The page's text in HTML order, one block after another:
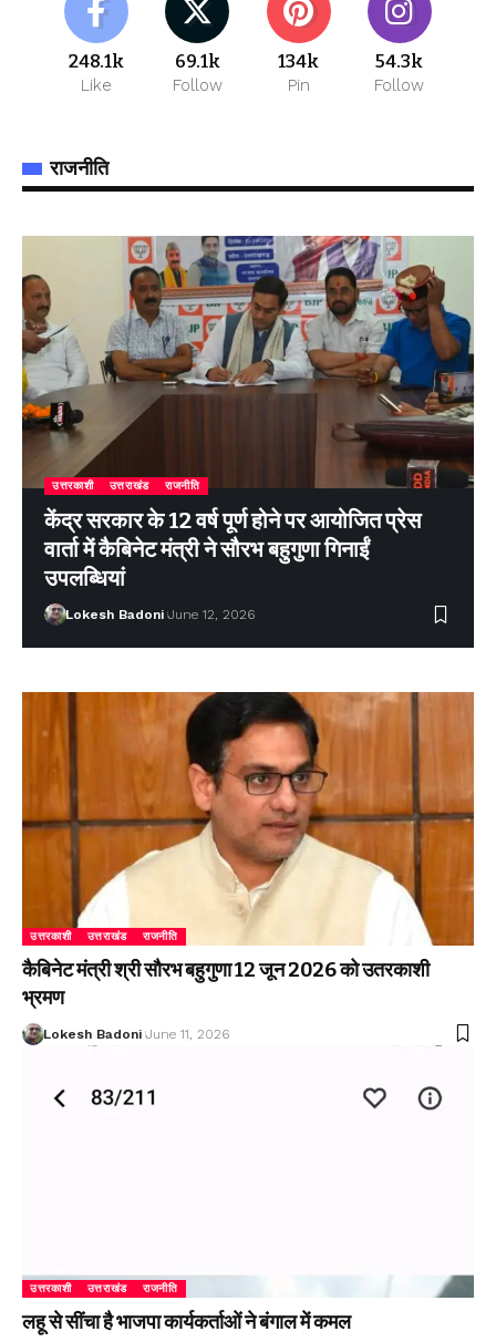
248.1k
Like
69.1k
Follow
134k
Pin
54.3k
Follow
राजनीति
उत्तरकाशी उत्तराखंड राजनीति
केंद्र सरकार के 12 वर्ष पूर्ण होने पर आयोजित प्रेस
वार्ता में कैबिनेट मंत्री ने सौरभ बहुगुणा गिनाईं
उपलब्धियां
Lokesh Badoni June 12, 2026
उत्तरकाशी उत्तराखंड राजनीति
कैबिनेट मंत्री श्री सौरभ बहुगुणा 12 जून 2026 को उतरकाशी
भ्रमण
Lokesh Badoni June 11, 2026
उत्तरकाशी उत्तराखंड राजनीति
लहू से सींचा है भाजपा कार्यकर्ताओं ने बंगाल में कमल